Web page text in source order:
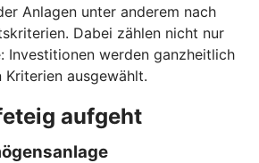
Anlagen unter anderem nach
Dabei zählen nicht nur
Investitionen werden ganzheitlich
ausgewählt.
aufgeht